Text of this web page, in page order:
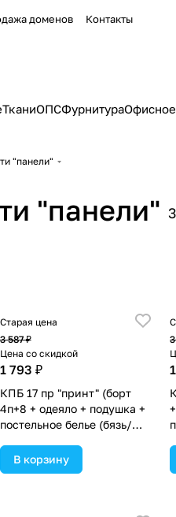
доменов Контакты
ТканиОПСФурнитура
"панели"
"панели"
Старая цена
3 587 ₽
Цена со скидкой
1 793 ₽
КПБ 17 пр "принт" (борт
4п+8 + одеяло + подушка +
постельное белье (бязь/
(№П207_4а8бб_11) цвета в
ассортименте.
В корзину